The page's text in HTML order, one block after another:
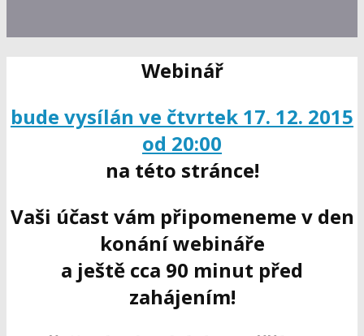
Webinář
bude vysílán ve čtvrtek 17. 12. 2015
od 20:00
na této stránce!
Vaši účast vám připomeneme v den
konání webináře
a ještě cca 90 minut před
zahájením!